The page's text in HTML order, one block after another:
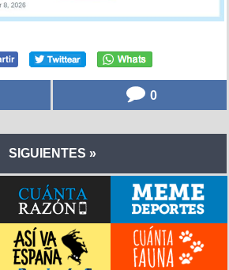
0
SIGUIENTES »